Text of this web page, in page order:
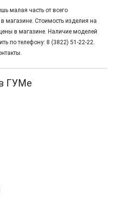
малая часть от всего
в магазине. Стоимость изделия на
в магазине. Наличие моделей
по телефону: 8 (3822) 51-22-22.
ГУМе